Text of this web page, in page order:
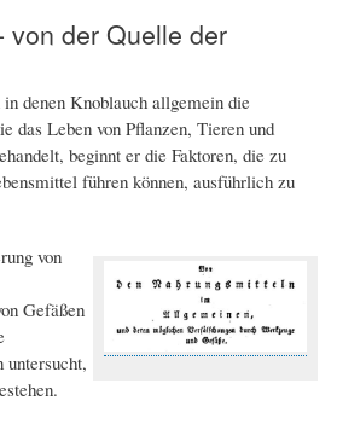
von der Quelle der
denen Knoblauch allgemein die
das Leben von Pflanzen, Tieren und
beginnt er die Faktoren, die zu
führen können, ausführlich zu
von
Gefäßen
untersucht,